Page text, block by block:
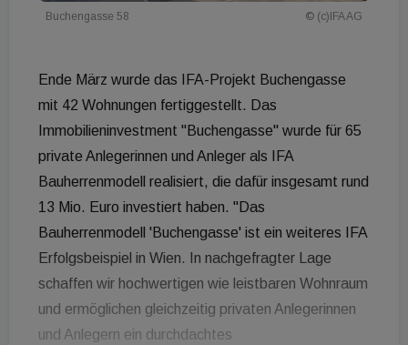
Buchengasse 58 © (c)IFA AG
Ende März wurde das IFA-Projekt Buchengasse
mit 42 Wohnungen fertiggestellt. Das
Immobilieninvestment "Buchengasse" wurde für 65
private Anlegerinnen und Anleger als IFA
Bauherrenmodell realisiert, die dafür insgesamt rund
13 Mio. Euro investiert haben. "Das
Bauherrenmodell 'Buchengasse' ist ein weiteres IFA
Erfolgsbeispiel in Wien. In nachgefragter Lage
schaffen wir hochwertigen wie leistbaren Wohnraum
und ermöglichen gleichzeitig privaten Anlegerinnen
und Anlegern ein durchdachtes